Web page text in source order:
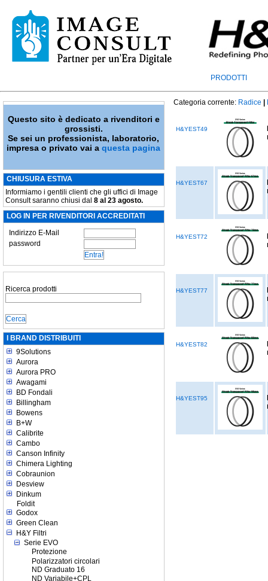
PRODOTTI
Questo sito è dedicato a rivenditori e
grossisti.
Se sei un professionista, laboratorio,
impresa o privato vai aquesta pagina
CHIUSURA ESTIVA
Informiamo i gentili clienti che gli uffici di Image
Consult saranno chiusi dal 8 al 23 agosto.
LOG IN PER RIVENDITORI ACCREDITATI
Indirizzo E-Mail
password
Ricerca prodotti
I BRAND DISTRIBUITI
9Solutions
Aurora
Aurora PRO
Awagami
BD Fondali
Billingham
Bowens
B+W
Calibrite
Cambo
Canson Infinity
Chimera Lighting
Cobraunion
Desview
Dinkum
Foldit
Godox
Green Clean
H&Y Filtri
Serie EVO
Protezione
Polarizzatori circolari
ND Graduato 16
ND Variabile+CPL
Categoria corrente: Radice
H&YEST49
H&YEST67
H&YEST72
H&YEST77
H&YEST82
H&YEST95